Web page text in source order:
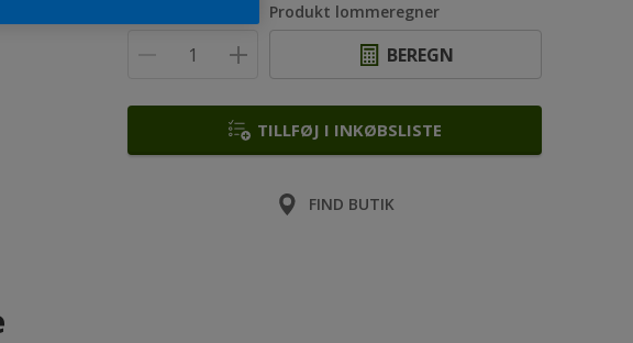
Produkt lommeregner
BEREGN
TILLFØJ I INKØBSLISTE
FIND BUTIK